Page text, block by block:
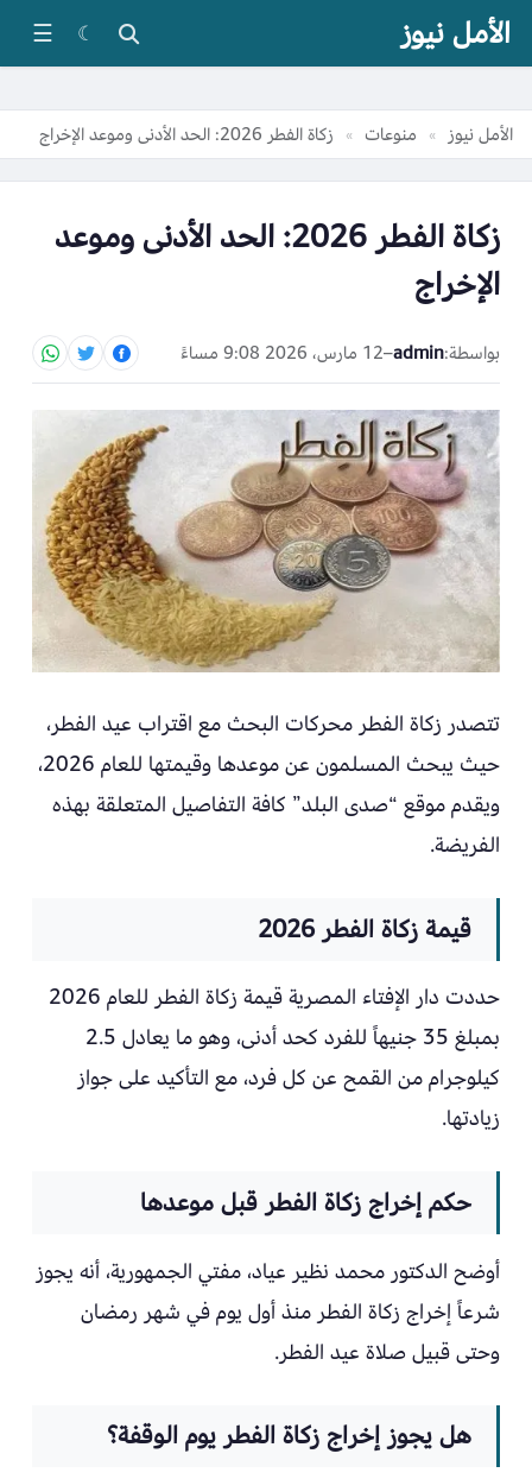
الأمل نيوز ☾
☰
الأمل نيوز » منوعات » زكاة الفطر 2026: الحد الأدنى وموعد الإخراج
زكاة الفطر 2026: الحد الأدنى وموعد
الإخراج
بواسطة:admin
–12 مارس، 2026 9:08 مساءً
تتصدر زكاة الفطر محركات البحث مع اقتراب عيد الفطر،
حيث يبحث المسلمون عن موعدها وقيمتها للعام 2026،
ويقدم موقع “صدى البلد” كافة التفاصيل المتعلقة بهذه
الفريضة.
قيمة زكاة الفطر 2026
حددت دار الإفتاء المصرية قيمة زكاة الفطر للعام 2026
بمبلغ 35 جنيهاً للفرد كحد أدنى، وهو ما يعادل 2.5
كيلوجرام من القمح عن كل فرد، مع التأكيد على جواز
زيادتها.
حكم إخراج زكاة الفطر قبل موعدها
أوضح الدكتور محمد نظير عياد، مفتي الجمهورية، أنه يجوز
شرعاً إخراج زكاة الفطر منذ أول يوم في شهر رمضان
وحتى قبيل صلاة عيد الفطر.
هل يجوز إخراج زكاة الفطر يوم الوقفة؟